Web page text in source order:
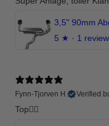
5 ★ · 1 review
Fynn-Tjorven H.
Verified
Top👍🏼